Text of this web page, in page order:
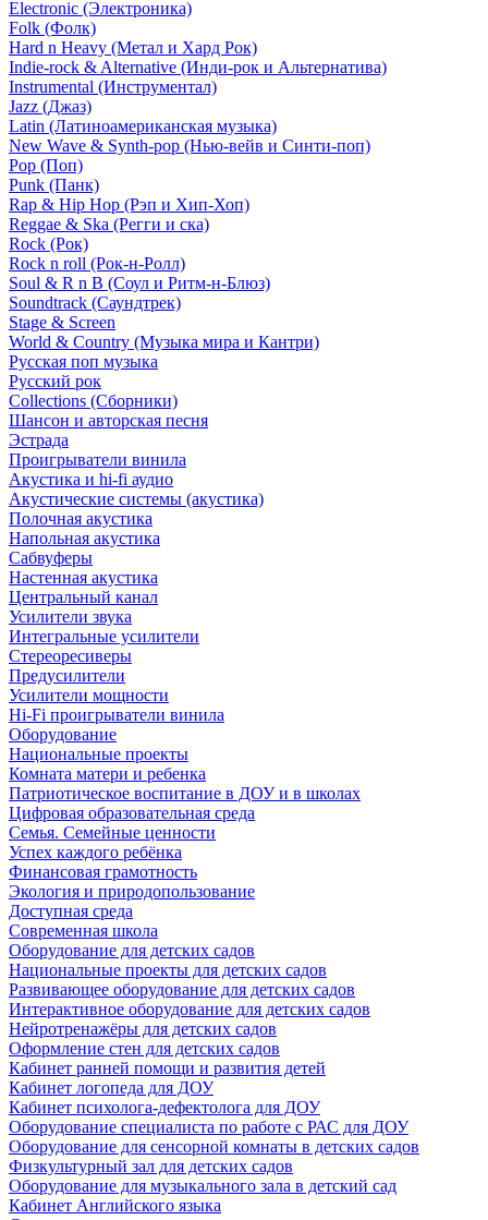
Electronic (Электроника)
Folk (Фолк)
Hard n Heavy (Метал и Хард Рок)
Indie-rock & Alternative (Инди-рок и Альтернатива)
Instrumental (Инструментал)
Jazz (Джаз)
Latin (Латиноамериканская музыка)
New Wave & Synth-pop (Нью-вейв и Синти-поп)
Pop (Поп)
Punk (Панк)
Rap & Hip Hop (Рэп и Хип-Хоп)
Reggae & Ska (Регги и ска)
Rock (Рок)
Rock n roll (Рок-н-Ролл)
Soul & R n B (Соул и Ритм-н-Блюз)
Soundtrack (Саундтрек)
Stage & Screen
World & Country (Музыка мира и Кантри)
Русская поп музыка
Русский рок
Сollections (Сборники)
Шансон и авторская песня
Эстрада
Проигрыватели винила
Акустика и hi-fi аудио
Акустические системы (акустика)
Полочная акустика
Напольная акустика
Сабвуферы
Настенная акустика
Центральный канал
Усилители звука
Интегральные усилители
Стереоресиверы
Предусилители
Усилители мощности
Hi-Fi проигрыватели винила
Оборудование
Национальные проекты
Комната матери и ребенка
Патриотическое воспитание в ДОУ и в школах
Цифровая образовательная среда
Семья. Семейные ценности
Успех каждого ребёнка
Финансовая грамотность
Экология и природопользование
Доступная среда
Современная школа
Оборудование для детских садов
Национальные проекты для детских садов
Развивающее оборудование для детских садов
Интерактивное оборудование для детских садов
Нейротренажёры для детских садов
Оформление стен для детских садов
Кабинет ранней помощи и развития детей
Кабинет логопеда для ДОУ
Кабинет психолога-дефектолога для ДОУ
Оборудование специалиста по работе с РАС для ДОУ
Оборудование для сенсорной комнаты в детских садов
Физкультурный зал для детских садов
Оборудование для музыкального зала в детский сад
Кабинет Английского языка